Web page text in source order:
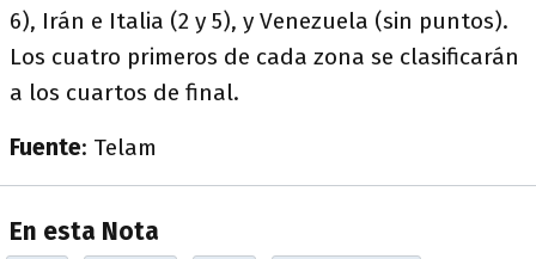
6), Irán e Italia (2 y 5), y Venezuela (sin puntos).
Los cuatro primeros de cada zona se clasificarán
a los cuartos de final.
Fuente: Telam
En esta Nota